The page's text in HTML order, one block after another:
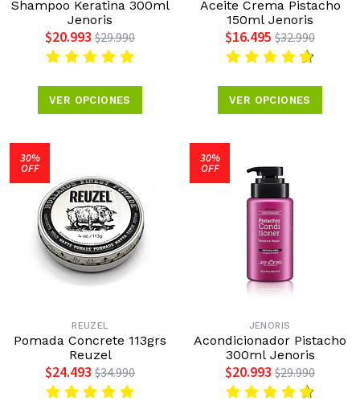
Shampoo Keratina 300ml
Jenoris
$20.993 $29.990
VER OPCIONES
Aceite Crema Pistacho
150ml Jenoris
$16.495 $32.990
VER OPCIONES
30%
OFF
REUZEL
Pomada Concrete 113grs
Reuzel
$24.493 $34.990
30%
OFF
JENORIS
Acondicionador Pistacho
300ml Jenoris
$20.993 $29.990